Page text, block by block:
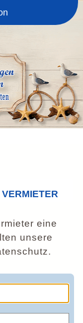
eine
unsere